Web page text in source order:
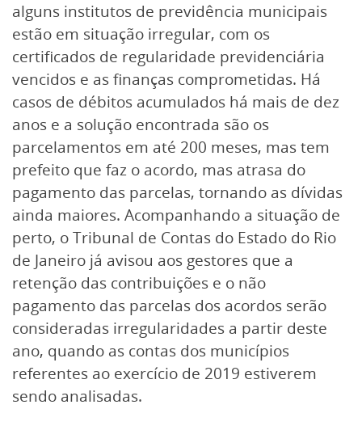
alguns institutos de previdência municipais
estão em situação irregular, com os
certificados de regularidade previdenciária
vencidos e as finanças comprometidas. Há
casos de débitos acumulados há mais de dez
anos e a solução encontrada são os
parcelamentos em até 200 meses, mas tem
prefeito que faz o acordo, mas atrasa do
pagamento das parcelas, tornando as dívidas
ainda maiores. Acompanhando a situação de
perto, o Tribunal de Contas do Estado do Rio
de Janeiro já avisou aos gestores que a
retenção das contribuições e o não
pagamento das parcelas dos acordos serão
consideradas irregularidades a partir deste
ano, quando as contas dos municípios
referentes ao exercício de 2019 estiverem
sendo analisadas.